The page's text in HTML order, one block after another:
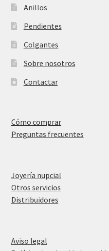
Anillos
Pendientes
Colgantes
Sobre nosotros
Contactar
Cómo comprar
Preguntas frecuentes
Joyería nupcial
Otros servicios
Distribuidores
Aviso legal